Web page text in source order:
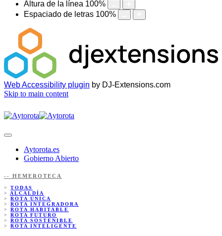
Altura de la línea 100%
Espaciado de letras 100%
Web Accessibility plugin by DJ-Extensions.com
Skip to main content
Aytorota.es
Gobierno Abierto
-- HEMEROTECA
> TODAS
> ALCALDÍA
> ROTA ÚNICA
> ROTA INTEGRADORA
> ROTA HABITABLE
> ROTA FUTURO
> ROTA SOSTENIBLE
> ROTA INTELIGENTE